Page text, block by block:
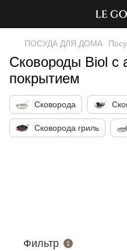
ПОСУДА ДЛЯ ДОМА
Сковороды Biol с
покрытием
Сковорода
Сковорода гриль
Фильтр 1